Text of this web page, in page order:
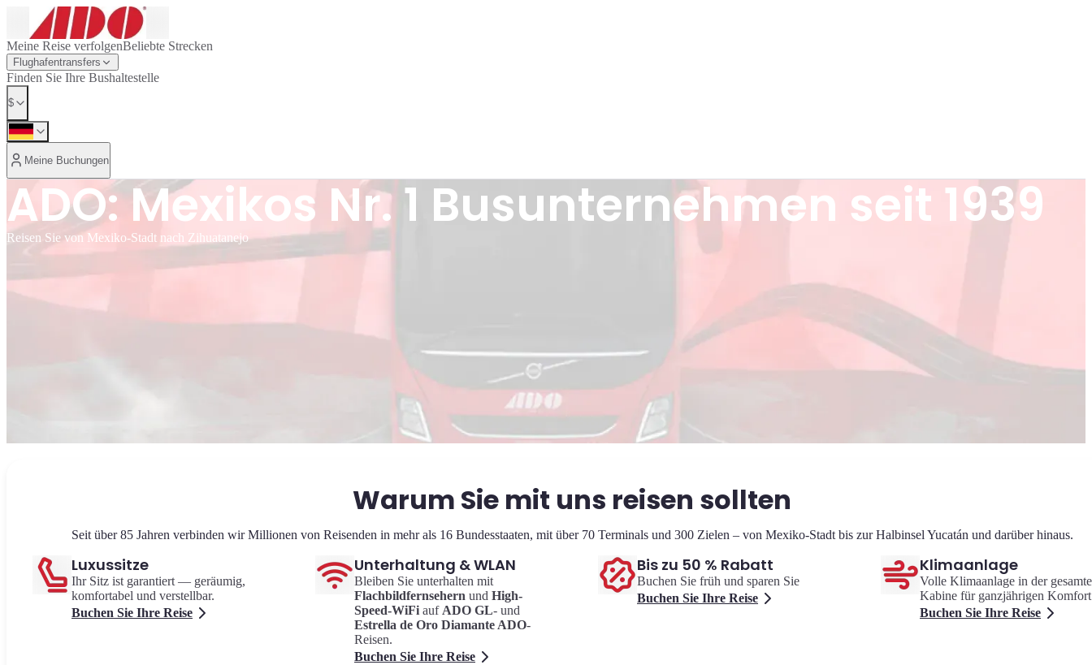
Meine Reise verfolgenBeliebte Strecken
Flughafentransfers
Finden Sie Ihre Bushaltestelle
$
Meine Buchungen
ADO: Mexikos Nr. 1 Busunternehmen seit 1939
Reisen Sie von Mexiko-Stadt nach Zihuatanejo
Warum Sie mit uns reisen sollten
Seit über 85 Jahren verbinden wir Millionen von Reisenden in mehr als 16 Bundesstaaten, mit über 70 Terminals und 300 Zielen – von Mexiko-Stadt bis zur Halbinsel Yucatán und darüber hinaus.
Luxussitze
Ihr Sitz ist garantiert — geräumig,
komfortabel und verstellbar.
Buchen Sie Ihre Reise
Unterhaltung & WLAN
Bleiben Sie unterhalten mit
Flachbildfernsehern und High-
Speed-WiFi auf ADO GL- und
Estrella de Oro Diamante ADO-
Reisen.
Buchen Sie Ihre Reise
Bis zu 50 % Rabatt
Buchen Sie früh und sparen Sie
Buchen Sie Ihre Reise
Klimaanlage
Volle Klimaanlage in der
Kabine für ganzjährigen
Buchen Sie Ihre Reise